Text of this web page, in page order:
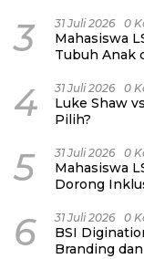
3 31 Juli 2026 0
Mahasiswa
Tubuh Anak
4 31 Juli 2026 0
Luke Shaw
Pilih?
5 31 Juli 2026 0
Mahasiswa
Dorong
6 31 Juli 2026 0
BSI
Branding